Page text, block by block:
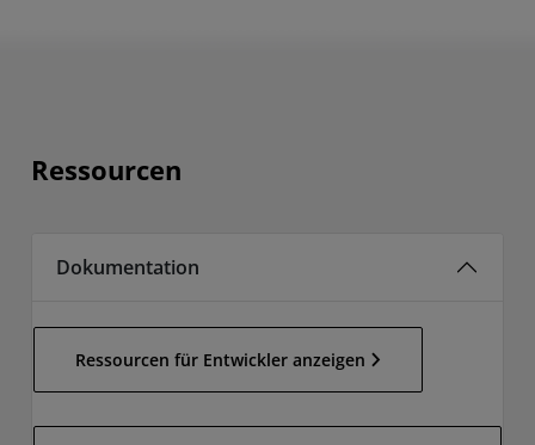
Ressourcen
Dokumentation
Ressourcen für Entwickler anzeigen